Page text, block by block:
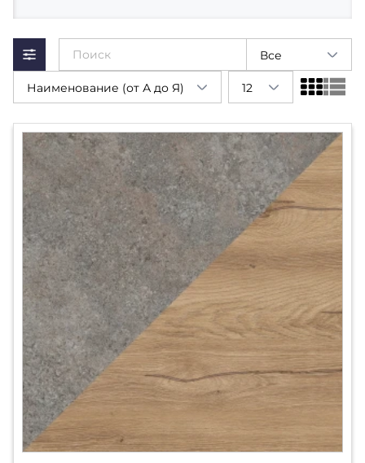
Все
Наименование (от А до Я) 12